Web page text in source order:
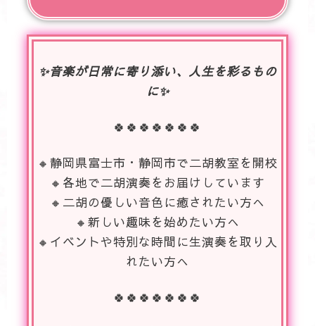
✨音楽が日常に寄り添い、人生を彩るもの
に✨
🍀🍀🍀🍀🍀🍀🍀
🔸静岡県富士市・静岡市で二胡教室を開校
🔸各地で二胡演奏をお届けしています
🔸二胡の優しい音色に癒されたい方へ
🔸新しい趣味を始めたい方へ
🔸イベントや特別な時間に生演奏を取り入
れたい方へ
🍀🍀🍀🍀🍀🍀🍀